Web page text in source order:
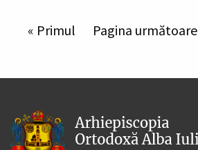
Paginare
Prima pagină
« Primul Pagina următoare
Pagina următoare